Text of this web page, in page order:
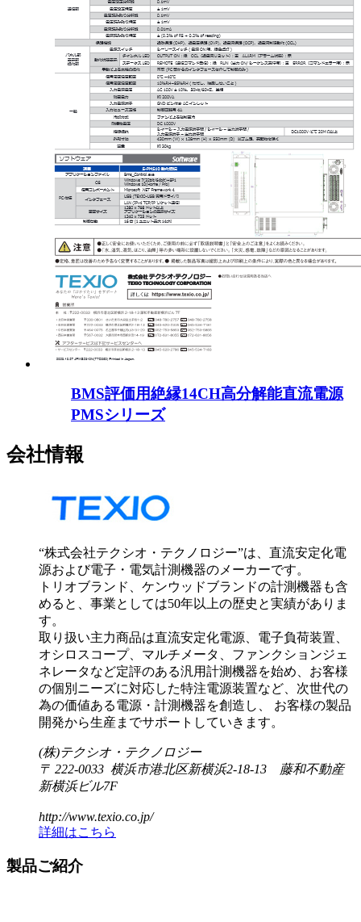
BMS評価用絶縁14CH高分解能直流電源
PMSシリーズ
会社情報
“株式会社テクシオ・テクノロジー”は、直流安定化電
源および電子・電気計測機器のメーカーです。
トリオブランド、ケンウッドブランドの計測機器も含
めると、事業としては50年以上の歴史と実績がありま
す。
取り扱い主力商品は直流安定化電源、電子負荷装置、
オシロスコープ、マルチメータ、ファンクションジェ
ネレータなど定評のある汎用計測機器を始め、お客様
の個別ニーズに対応した特注電源装置など、次世代の
為の価値ある電源・計測機器を創造し、 お客様の製品
開発から生産までサポートしていきます。
(株)テクシオ・テクノロジー
〒 222-0033 横浜市港北区新横浜2-18-13 藤和不動産
新横浜ビル7F
http://www.texio.co.jp/
詳細はこちら
製品ご紹介